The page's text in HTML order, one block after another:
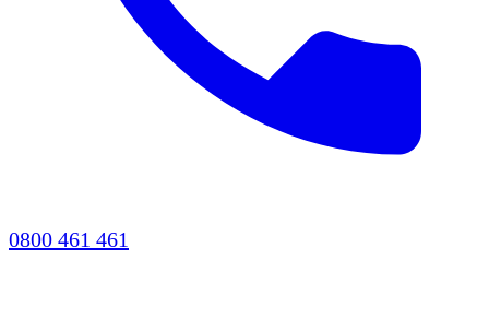
0800 461 461